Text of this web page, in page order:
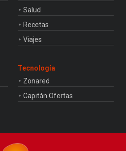
Salud
Recetas
Viajes
Tecnología
Zonared
Capitán Ofertas